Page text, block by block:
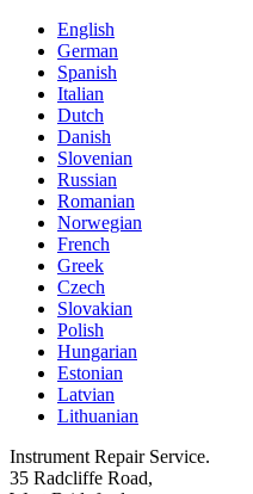
English
German
Spanish
Italian
Dutch
Danish
Slovenian
Russian
Romanian
Norwegian
French
Greek
Czech
Slovakian
Polish
Hungarian
Estonian
Latvian
Lithuanian
Instrument Repair Service.
35 Radcliffe Road,